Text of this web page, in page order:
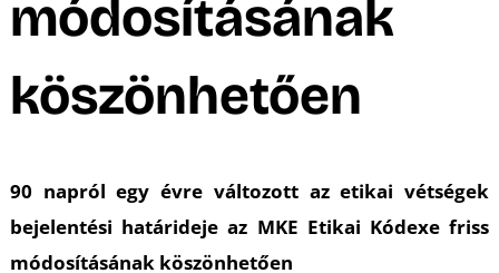
módosításának
köszönhetően
90 napról egy évre változott az etikai vétségek
bejelentési határideje az MKE Etikai Kódexe friss
módosításának köszönhetően